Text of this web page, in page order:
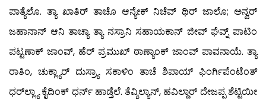
ಪಾತ್ಯೆಲೊ. ತ್ಯಾ ಖಾತಿರ್ ತಾಚೊ ಆನ್ಯೇಕ್ ನಿಚೆವ್ ಥಿರ್ ಜಾಲೊ; ಅನ್ವರ್
ಜಹಾನಾನ್ ಆನಿ ತಾಚ್ಯಾ ತ್ಯಾ ನಸ್ರಾನಿ ಸಹಾಯಕಾನ್ ಜೀವ್ ಘೆವ್ನ್ ಪಾಟಿಂ
ಪಟ್ಟಣಾಕ್ ಜಾಂವ್, ಹೆರ್ ಪ್ರಮುಖ್ ಠಾಣ್ಯಾಂಕ್ ಜಾಂವ್ ಪಾವನಾಯೆ. ತ್ಯಾ
ರಾತಿಂ, ಚುಕ್ಲ್ಯಾರ್ ದುಸ್ರ್ಯಾ ಸಕಾಳಿಂ ತಾಚೆ ಶಿಪಾಯ್ ಫಿಂರ್ಗಿಪೆಂಟೆಂತ್
ಧರ್‌ಲ್ಲ್ಯಾ ಕೈದಿಂಕ್ ಧರ್ನ್ ಹಾಡ್ತೆಲೆ. ತೆವ್ಶಿಲ್ಯಾನ್, ಹವಿಲ್ದಾರ್ ದೇಜಪ್ಪ ಶೆಟ್ಟಿಯೀ